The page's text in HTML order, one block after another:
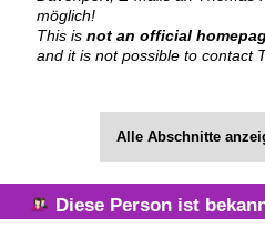
möglich!
This is not an official
and it is not possible to contact
Alle Abschnitte
Diese Person ist